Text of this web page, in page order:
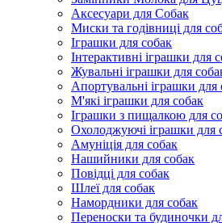
Аксесуари для Собак
Миски та годівниці для
Іграшки для собак
Інтерактивні іграшки для
Жувальні іграшки для
Апортувальні іграшки для
М'які іграшки для собак
Іграшки з пищалкою для
Охолоджуючі іграшки для
Амуніція для собак
Нашийники для собак
Повідці для собак
Шлеї для собак
Намордники для собак
Переноски та будиночки